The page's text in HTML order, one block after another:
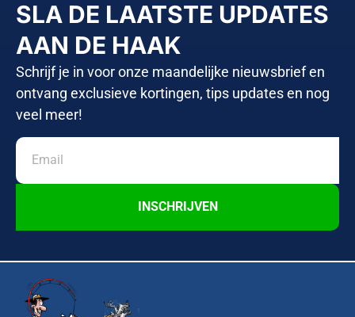
SLA DE LAATSTE UPDATES
AAN DE HAAK
Schrijf je in voor onze maandelijke nieuwsbrief en
ontvang exclusieve kortingen, tips updates en nog
veel meer!
INSCHRIJVEN